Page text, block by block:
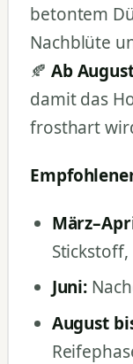
betontem
Nachblüte
🍂 Ab
damit das
frosthart
Juni:
August